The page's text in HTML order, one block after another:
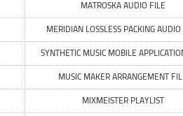
MATROSKA AUDIO FILE
MERIDIAN LOSSLESS PACKING
SYNTHETIC MUSIC MOBILE
MUSIC MAKER ARRANGEMENT
MIXMEISTER PLAYLIST